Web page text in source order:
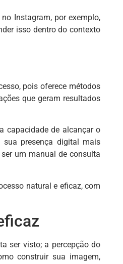
no Instagram, por exemplo,
isso dentro do contexto
pois oferece métodos
que geram resultados
capacidade de alcançar o
presença digital mais
um manual de consulta
natural e eficaz, com
ser visto; a percepção do
construir sua imagem,